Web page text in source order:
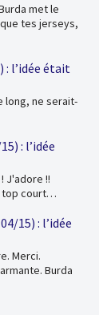
met le
tes jerseys,
: l’idée était
long, ne serait-
: l’idée
J'adore !!
top court…
15) : l’idée
Merci.
Burda